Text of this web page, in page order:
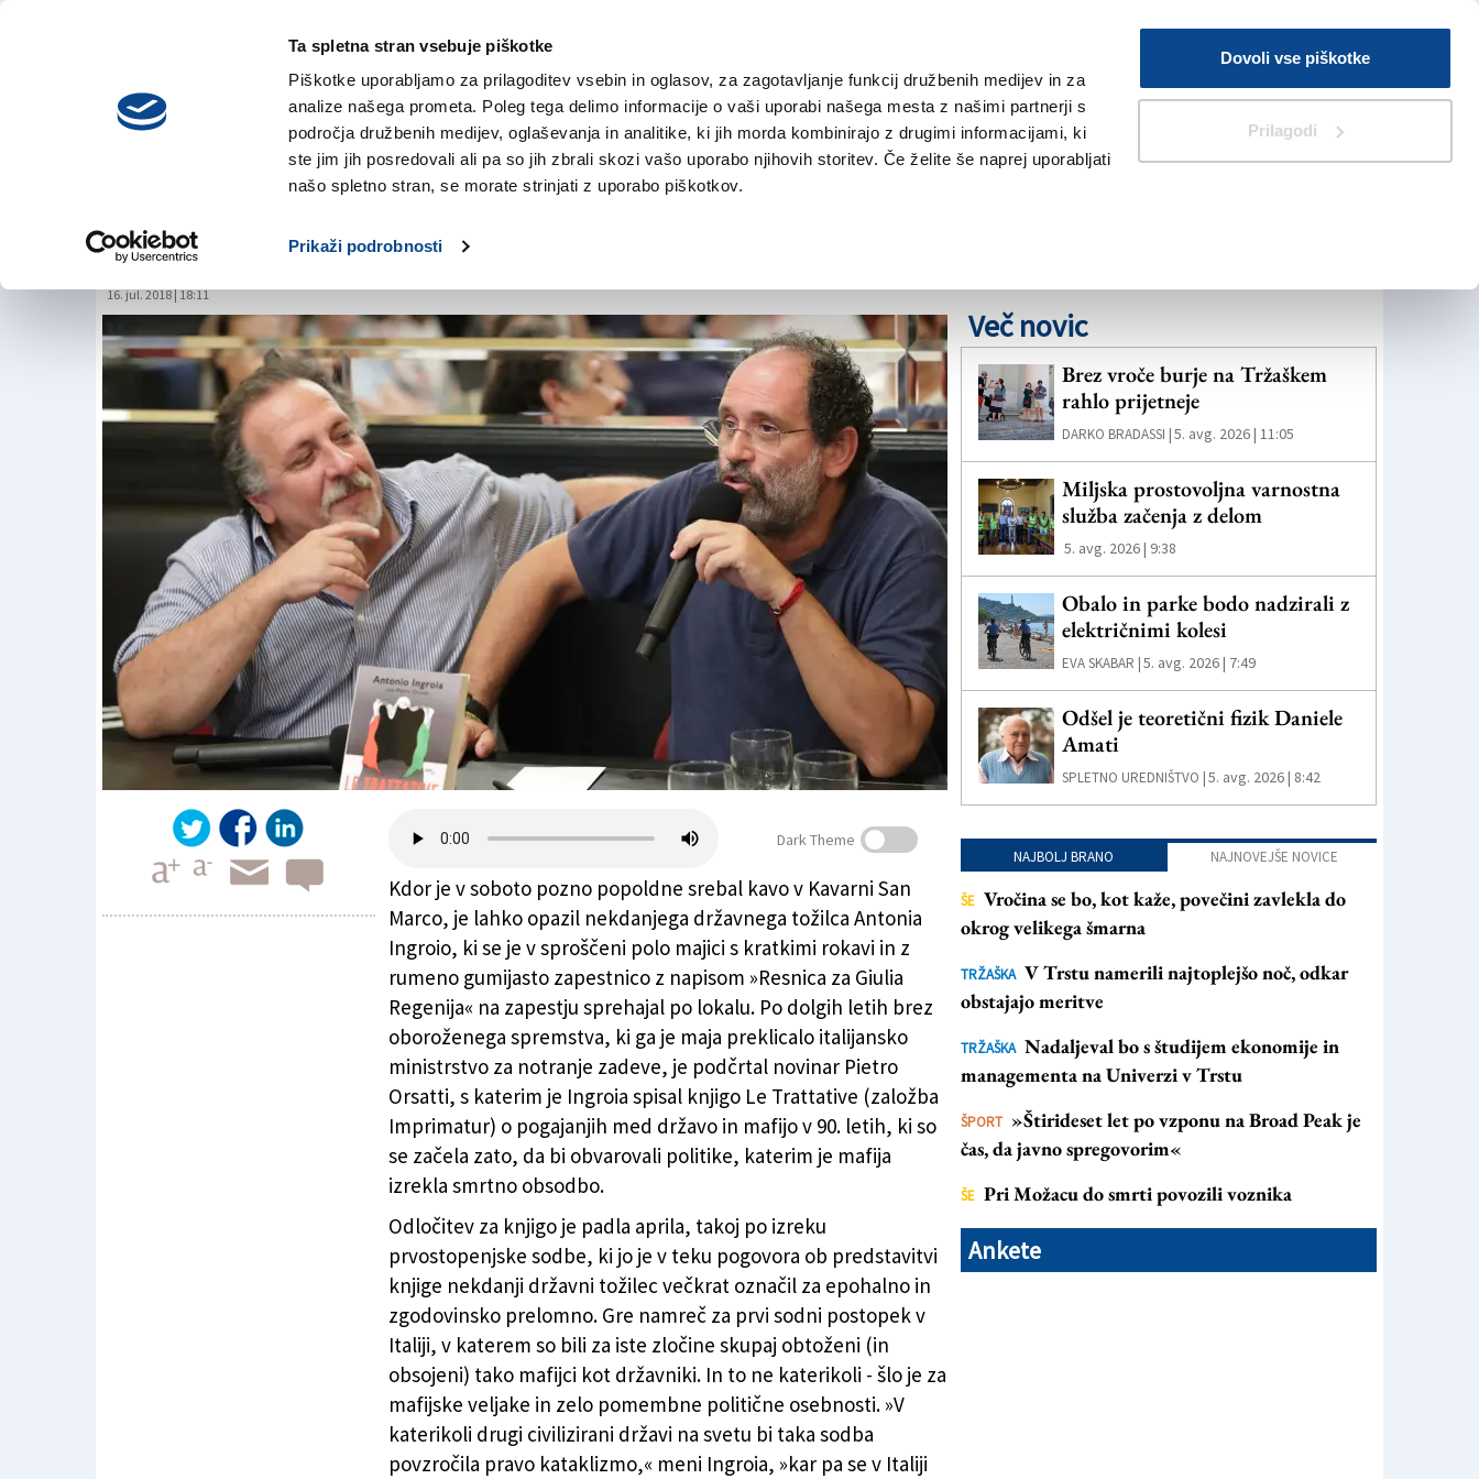
Ta spletna stran vsebuje piškotke
Piškotke uporabljamo za prilagoditev vsebin in oglasov, za zagotavljanje funkcij družbenih medijev in za
analize našega prometa. Poleg tega delimo informacije o vaši uporabi našega mesta z našimi partnerji s
področja družbenih medijev, oglaševanja in analitike, ki jih morda kombinirajo z drugimi informacijami, ki
ste jim jih posredovali ali pa so jih zbrali skozi vašo uporabo njihovih storitev. Če želite še naprej uporabljati
našo spletno stran, se morate strinjati z uporabo piškotkov.
Prikaži podrobnosti
Dovoli vse piškotke
Prilagodi
sreda,
5. avgusta 2026
V Kioskih
Iskanje
NOVICE TRŽAŠKA GORIŠKA KULTURA ŠPORT ŠE
Ko se je italijanska država dogovarjala z
mafijo
16. jul. 2018 | 18:11
Ko se je italijanska država dogovarjala z mafijo
Dark Theme
Kdor je v soboto pozno popoldne srebal kavo v Kavarni San
Marco, je lahko opazil nekdanjega državnega tožilca Antonia
Ingroio, ki se je v sproščeni polo majici s kratkimi rokavi in z
rumeno gumijasto zapestnico z napisom »Resnica za Giulia
Regenija« na zapestju sprehajal po lokalu. Po dolgih letih brez
oboroženega spremstva, ki ga je maja preklicalo italijansko
ministrstvo za notranje zadeve, je podčrtal novinar Pietro
Orsatti, s katerim je Ingroia spisal knjigo Le Trattative (založba
Imprimatur) o pogajanjih med državo in mafijo v 90. letih, ki so
se začela zato, da bi obvarovali politike, katerim je mafija
izrekla smrtno obsodbo.
Odločitev za knjigo je padla aprila, takoj po izreku
prvostopenjske sodbe, ki jo je v teku pogovora ob predstavitvi
knjige nekdanji državni tožilec večkrat označil za epohalno in
zgodovinsko prelomno. Gre namreč za prvi sodni postopek v
Italiji, v katerem so bili za iste zločine skupaj obtoženi (in
obsojeni) tako mafijci kot državniki. In to ne katerikoli - šlo je za
mafijske veljake in zelo pomembne politične osebnosti. »V
katerikoli drugi civilizirani državi na svetu bi taka sodba
povzročila pravo kataklizmo,« meni Ingroia, »kar pa se v Italiji
Več novic
Brez vroče burje na Tržaškem
rahlo prijetneje
DARKO BRADASSI |5. avg. 2026 | 11:05
Miljska prostovoljna varnostna
služba začenja z delom
5. avg. 2026 | 9:38
Obalo in parke bodo nadzirali z
električnimi kolesi
EVA SKABAR |5. avg. 2026 | 7:49
Odšel je teoretični fizik Daniele
Amati
SPLETNO UREDNIŠTVO |5. avg. 2026 | 8:42
NAJBOLJ BRANO NAJNOVEJŠE NOVICE
ŠE Vročina se bo, kot kaže, povečini zavlekla do
okrog velikega šmarna
TRŽAŠKA V Trstu namerili najtoplejšo noč, odkar
obstajajo meritve
TRŽAŠKA Nadaljeval bo s študijem ekonomije in
managementa na Univerzi v Trstu
ŠPORT »Štirideset let po vzponu na Broad Peak je
čas, da javno spregovorim«
ŠE Pri Možacu do smrti povozili voznika
Ankete